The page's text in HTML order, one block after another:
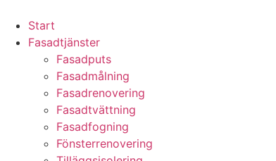
content
Start
Fasadtjänster
Fasadputs
Fasadmålning
Fasadrenovering
Fasadtvättning
Fasadfogning
Fönsterrenovering